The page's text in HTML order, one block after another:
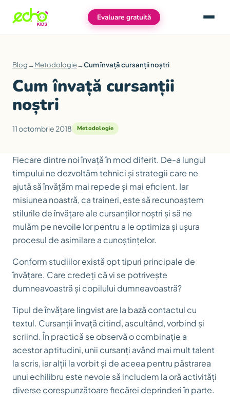
Evaluare gratuită Meniu
Blog→Metodologie→Cum învață cursanții noștri
Cum învață cursanții
noștri
11 octombrie 2018 Metodologie
Fiecare dintre noi învață în mod diferit. De-a lungul
timpului ne dezvoltăm tehnici și strategii care ne
ajută să învățăm mai repede și mai eficient. Iar
misiunea noastră, ca traineri, este să recunoaștem
stilurile de învățare ale cursanților noștri și să ne
mulăm pe nevoile lor pentru a le optimiza și ușura
procesul de asimilare a cunoștințelor.
Conform studiilor există opt tipuri principale de
învățare. Care credeți că vi se potrivește
dumneavoastră și copilului dumneavoastră?
Tipul de învățare lingvist are la bază contactul cu
textul. Cursanții învață citind, ascultând, vorbind și
scriind. În practică se observă o combinație a
acestor aptitudini, unii cursanți având mai mult talent
la scris, iar alții la vorbit și de aceea pentru păstrarea
unui echilibru este nevoie să includem la oră activități
diverse corespunzătoare fiecărei deprinderi în parte.